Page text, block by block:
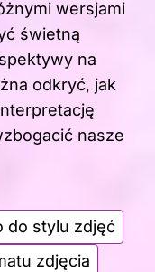
wersjami
świetną
na
odkryć, jak
nasze
do stylu zdjęć
zdjęcia